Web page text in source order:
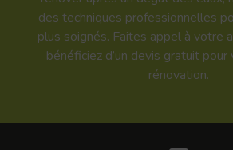
des techniques professionnelles
plus soignés. Faites appel à votre
bénéficiez d’un devis gratuit
rénovation.